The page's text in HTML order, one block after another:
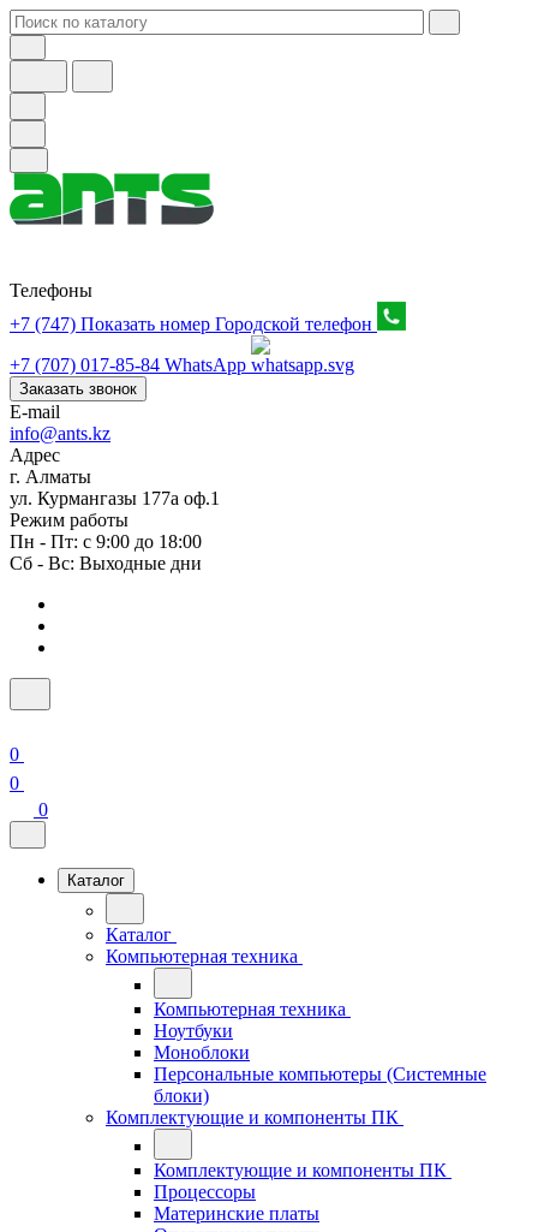
Телефоны
+7 (747) Показать номер Городской телефон
+7 (707) 017-85-84 WhatsApp
Заказать звонок
E-mail
info@ants.kz
Адрес
г. Алматы
ул. Курмангазы 177а оф.1
Режим работы
Пн - Пт: с 9:00 до 18:00
Сб - Вс: Выходные дни
0
0
0
Каталог
Каталог
Компьютерная техника
Компьютерная техника
Ноутбуки
Моноблоки
Персональные компьютеры (Системные
блоки)
Комплектующие и компоненты ПК
Комплектующие и компоненты ПК
Процессоры
Материнские платы